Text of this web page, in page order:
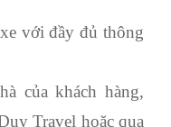
với đầy đủ thông
của khách hàng,
Travel hoặc qua